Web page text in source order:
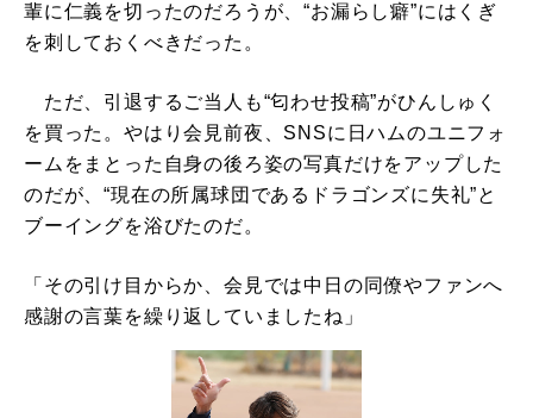
輩に仁義を切ったのだろうが、“お漏らし癖”にはくぎ
を刺しておくべきだった。
ただ、引退するご当人も“匂わせ投稿”がひんしゅく
を買った。やはり会見前夜、SNSに日ハムのユニフォ
ームをまとった自身の後ろ姿の写真だけをアップした
のだが、“現在の所属球団であるドラゴンズに失礼”と
ブーイングを浴びたのだ。
「その引け目からか、会見では中日の同僚やファンへ
感謝の言葉を繰り返していましたね」